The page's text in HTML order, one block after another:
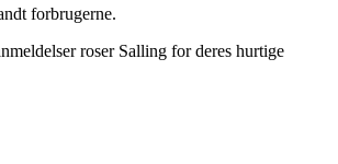
forbrugerne.
roser Salling for deres hurtige